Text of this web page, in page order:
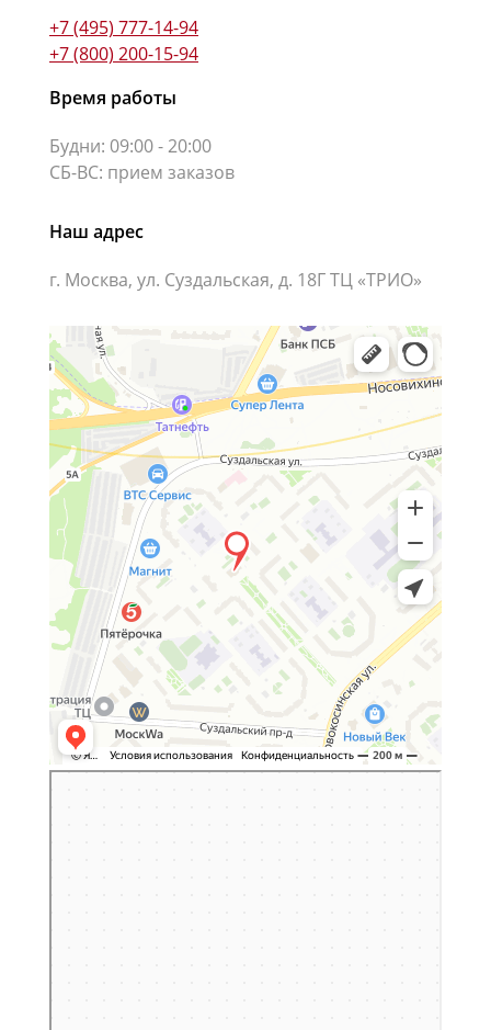
+7 (495) 777-14-94
+7 (800) 200-15-94
Время работы
Будни: 09:00 - 20:00
СБ-ВС: прием заказов
Наш адрес
г. Москва, ул. Суздальская, д. 18Г ТЦ «ТРИО»